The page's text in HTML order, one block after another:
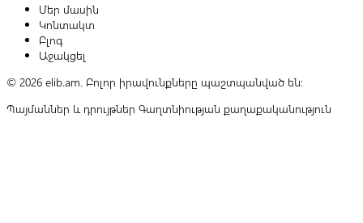
Մեր մասին
Կոնտակտ
Բլոգ
Աջակցել
© 2026 elib.am. Բոլոր իրավունքները պաշտպանված են:
Պայմաններ և դրույթներ Գաղտնիության քաղաքականություն